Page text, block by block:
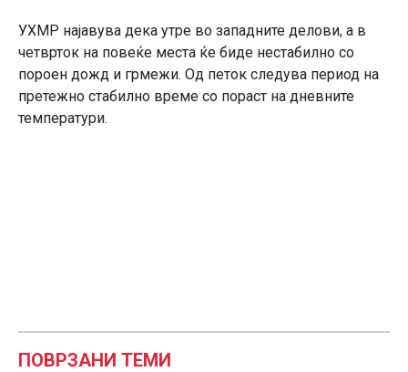
УХМР најавува дека утре во западните делови, а в
четврток на повеќе места ќе биде нестабилно со
пороен дожд и грмежи. Од петок следува период на
претежно стабилно време со пораст на дневните
температури.
ПОВРЗАНИ ТЕМИ